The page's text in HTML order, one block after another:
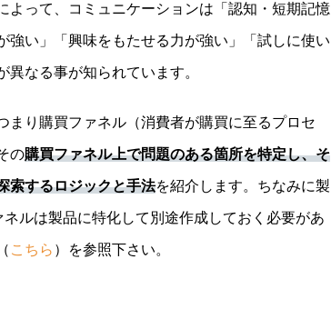
よって、コミュニケーションは「認知・短期記憶
強い」「興味をもたせる力が強い」「試しに使い
なる事が知られています。
り購買ファネル（消費者が購買に至るプロセ
の購買ファネル上で問題のある箇所を特定し、そ
索するロジックと手法を紹介します。ちなみに製
ルは製品に特化して別途作成しておく必要があ
こちら ）を参照下さい。